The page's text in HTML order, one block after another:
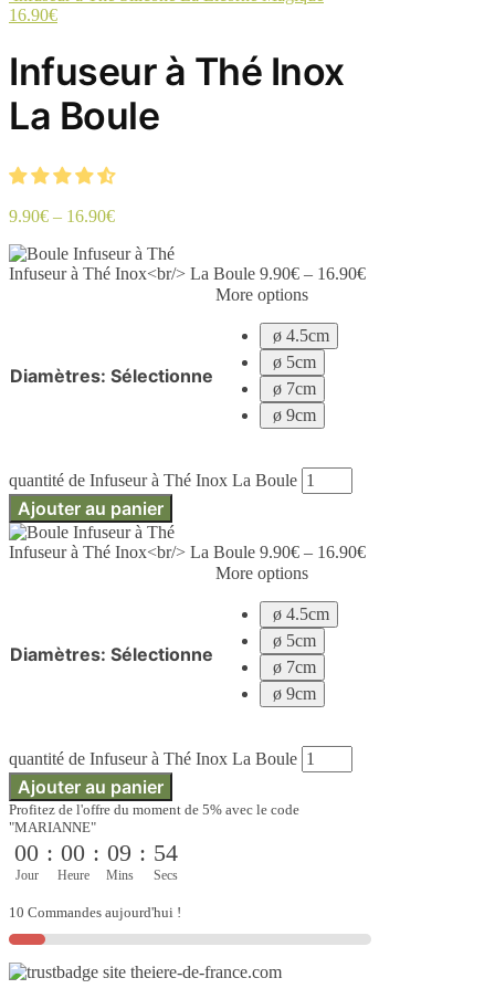
16.90€
Infuseur à Thé Inox
La Boule
9.90€ – 16.90€
Infuseur à Thé Inox<br/> La Boule 9.90€ – 16.90€
Diamètres: Sélectionne
More options
ø 4.5cm
ø 5cm
ø 7cm
ø 9cm
quantité de Infuseur à Thé Inox La Boule
Ajouter au panier
Infuseur à Thé Inox<br/> La Boule 9.90€ – 16.90€
Diamètres: Sélectionne
More options
ø 4.5cm
ø 5cm
ø 7cm
ø 9cm
quantité de Infuseur à Thé Inox La Boule
Ajouter au panier
Profitez de l'offre du moment de 5% avec le code
"MARIANNE"
00
Jour
: 00
Heure
: 09
Mins
: 52
Secs
10 Commandes aujourd'hui !